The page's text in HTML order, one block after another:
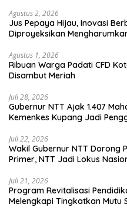
Agustus 2, 2026
Jus Pepaya Hijau, Inovasi
Diproyeksikan
Agustus 1, 2026
Ribuan Warga Padati CFD
Disambut Meriah
Juli 28, 2026
Gubernur NTT Ajak 1.407
Kemenkes Kupang Jadi
Juli 22, 2026
Wakil Gubernur NTT Dorong
Primer, NTT Jadi Lokus
Juli 21, 2026
Program Revitalisasi
Melengkapi Tingkatkan Mutu